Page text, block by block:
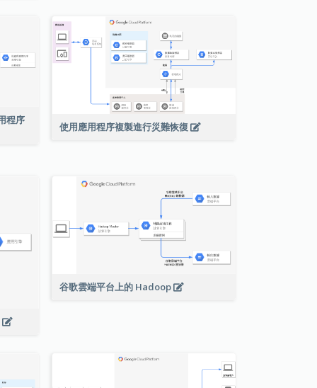
程序
使用應用程序複製進行災難恢復
谷歌雲端平台上的 Hadoop